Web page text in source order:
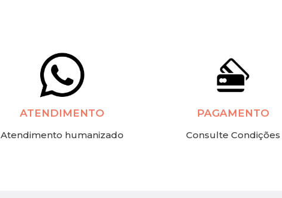
ATENDIMENTO
Atendimento humanizado
PAGAMENTO
Consulte Condições